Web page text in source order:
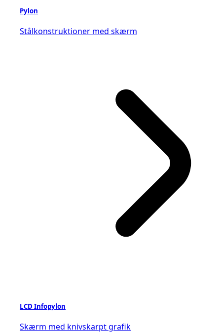
Pylon
Stålkonstruktioner med skærm
LCD Infopylon
Skærm med knivskarpt grafik